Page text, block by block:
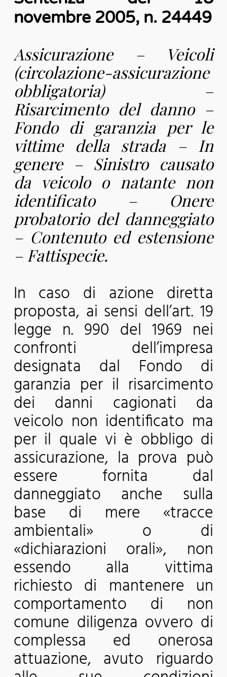
novembre 2005, n. 24449
Assicurazione – Veicoli
(circolazione-assicurazione
obbligatoria) –
Risarcimento del danno –
Fondo di garanzia per le
vittime della strada – In
genere – Sinistro causato
da veicolo o natante non
identificato – Onere
probatorio del danneggiato
– Contenuto ed estensione
– Fattispecie.
In caso di azione diretta
proposta, ai sensi dell’art. 19
legge n. 990 del 1969 nei
confronti dell’impresa
designata dal Fondo di
garanzia per il risarcimento
dei danni cagionati da
veicolo non identificato ma
per il quale vi è obbligo di
assicurazione, la prova può
essere fornita dal
danneggiato anche sulla
base di mere «tracce
ambientali» o di
«dichiarazioni orali», non
essendo alla vittima
richiesto di mantenere un
comportamento di non
comune diligenza ovvero di
complessa ed onerosa
attuazione, avuto riguardo